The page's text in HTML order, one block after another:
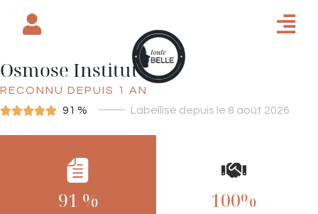
Osmose Institut Spa
RECONNU DEPUIS 1 AN
 91 % Labellisé depuis le 8 août 2026
INSTITUT DE BEAUTÉ
91 % 100%